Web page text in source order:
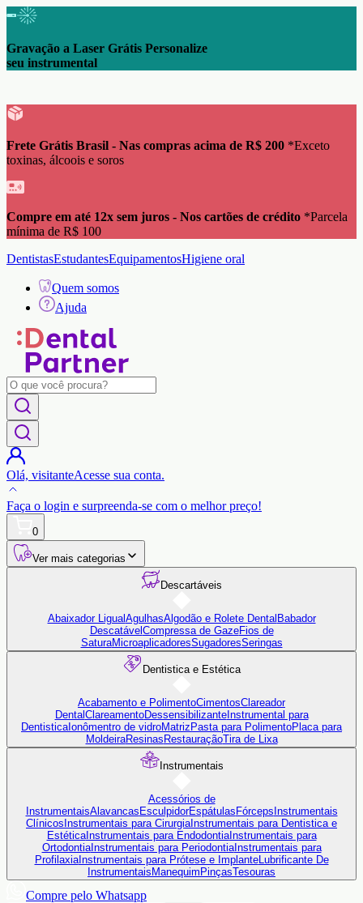
Gravação a Laser Grátis Personalize
seu instrumental
Frete Grátis Brasil - Nas compras acima de R$ 200 *Exceto
toxinas, álcoois e soros
Compre em até 12x sem juros - Nos cartões de crédito *Parcela
mínima de R$ 100
DentistasEstudantesEquipamentosHigiene oral
Quem somos
Ajuda
Olá, visitanteAcesse sua conta.
Faça o login e surpreenda-se com o melhor preço!
0
Ver mais categorias
Descartáveis
Abaixador Ligual AgulhasAlgodão e Rolete Dental Babador
Descatável Compressa de GazeFios de
SaturaMicroaplicadoresSugadoresSeringas
Dentistica e Estética
Acabamento e PolimentoCimentosClareador
Dental ClareamentoDessensibilizanteInstrumental para
Dentistica Ionômentro de vidroMatriz Pasta para PolimentoPlaca para
MoldeiraResinas RestauraçãoTira de Lixa
Instrumentais
Acessórios de
InstrumentaisAlavancas EsculpidorEspátulas Fórceps Instrumentais
Clínicos Instrumentais para Cirurgia Instrumentais para Dentistica e
EstéticaInstrumentais para EndodontiaInstrumentais para
OrtodontiaInstrumentais para PeriodontiaInstrumentais para
ProfilaxiaInstrumentais para Prótese e ImplanteLubrificante De
Instrumentais Manequim PinçasTesouras
Compre pelo Whatsapp